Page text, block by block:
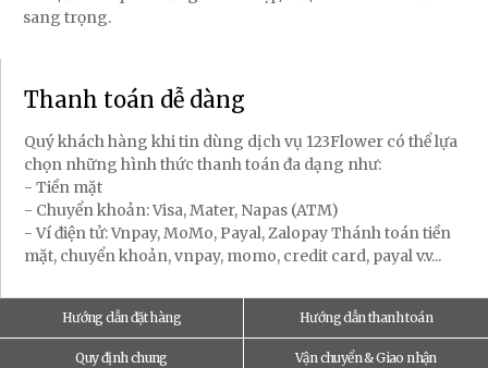
sang trọng.
Thanh toán dễ dàng
Quý khách hàng khi tin dùng dịch vụ 123Flower có thể lựa
chọn những hình thức thanh toán đa dạng như:
- Tiền mặt
- Chuyển khoản: Visa, Mater, Napas (ATM)
- Ví điện tử: Vnpay, MoMo, Payal, Zalopay Thánh toán tiền
mặt, chuyển khoản, vnpay, momo, credit card, payal v.v...
Hướng dẫn đặt hàng Hướng dẫn thanh toán
Quy định chung Vận chuyển & Giao nhận